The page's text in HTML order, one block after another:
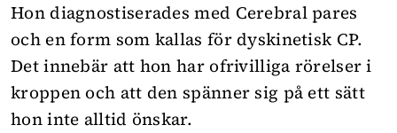
Hon diagnostiserades med Cerebral pares
och en form som kallas för dyskinetisk CP.
Det innebär att hon har ofrivilliga rörelser i
kroppen och att den spänner sig på ett sätt
hon inte alltid önskar.